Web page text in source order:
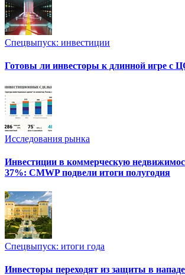
Спецвыпуск: инвестиции
Готовы ли инвесторы к длинной игре с
Исследования рынка
Инвестиции в коммерческую
37%: CMWP подвели итоги полугодия
Спецвыпуск: итоги года
Инвесторы переходят из защиты в